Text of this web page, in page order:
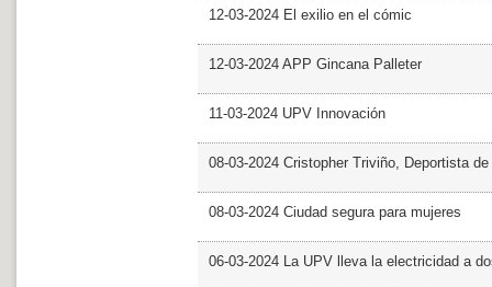
12-03-2024 El exilio en el cómic
12-03-2024 APP Gincana Palleter
11-03-2024 UPV Innovación
08-03-2024 Cristopher Triviño, Deportista
08-03-2024 Ciudad segura para mujeres
06-03-2024 La UPV lleva la electricidad a